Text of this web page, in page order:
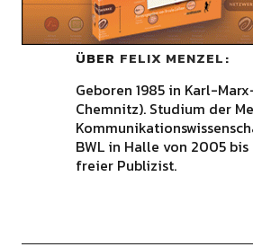
ÜBER FELIX MENZEL
Geboren 1985 in Karl-
Chemnitz). Studium der
BWL in Halle von 2005
freier Publizist.